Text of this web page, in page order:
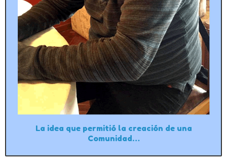
La idea que permitió la creación de una
Comunidad…